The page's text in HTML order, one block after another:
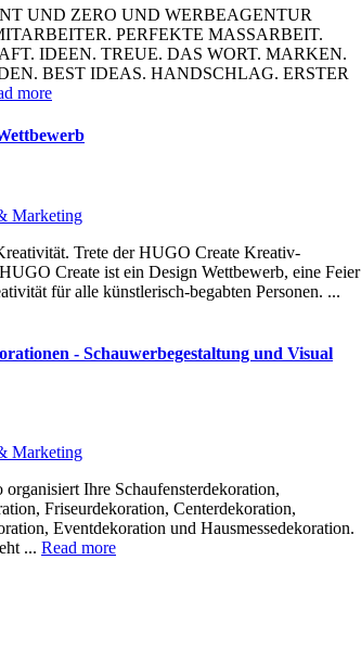
UND ZERO UND WERBEAGENTUR
PERFEKTE MASSARBEIT.
IDEEN. TREUE. DAS WORT. MARKEN.
BEST IDEAS. HANDSCHLAG. ERSTER
more
Marketing
Trete der HUGO Create Kreativ-
Create ist ein Design Wettbewerb, eine Feier
für alle künstlerisch-begabten Personen. ...
- Schauwerbegestaltung und Visual
Marketing
Ihre Schaufensterdekoration,
Friseurdekoration, Centerdekoration,
Eventdekoration und Hausmessedekoration.
... Read more